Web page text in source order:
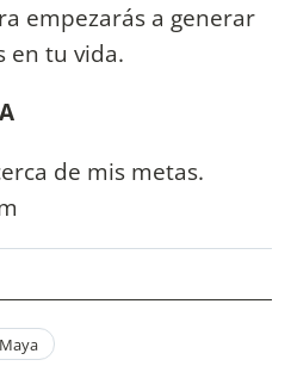
empezarás a generar
en tu vida.
de mis metas.